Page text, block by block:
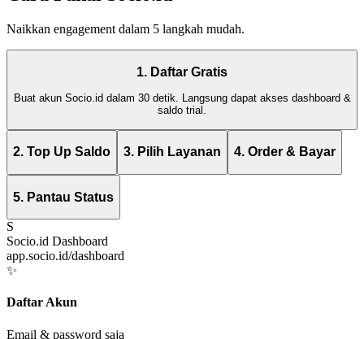
Naikkan engagement dalam 5 langkah mudah.
1. Daftar Gratis
Buat akun Socio.id dalam 30 detik. Langsung dapat akses dashboard &
saldo trial.
2. Top Up Saldo 3. Pilih Layanan 4. Order & Bayar
5. Pantau Status
S
Socio.id Dashboard
app.socio.id/dashboard
✨
Daftar Akun
Email & password saja